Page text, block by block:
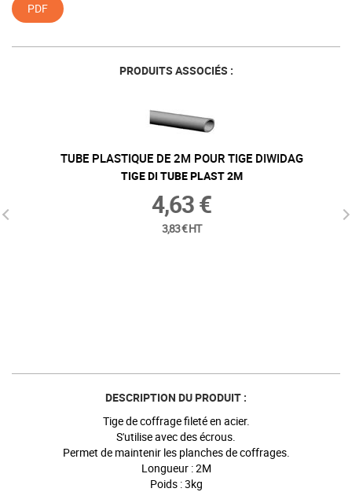
PDF
PRODUITS ASSOCIÉS :
TUBE PLASTIQUE DE 2M POUR TIGE DIWIDAG
TIGE DI TUBE PLAST 2M
4,63 €
3,83 € HT
DESCRIPTION DU PRODUIT :
Tige de coffrage fileté en acier.
S'utilise avec des écrous.
Permet de maintenir les planches de coffrages.
Longueur : 2M
Poids : 3kg